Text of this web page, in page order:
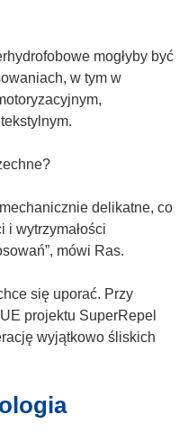
mogłyby być
w tym w
delikatne, co
i wytrzymałości
mówi Ras.
się uporać. Przy
projektu SuperRepel
wyjątkowo śliskich